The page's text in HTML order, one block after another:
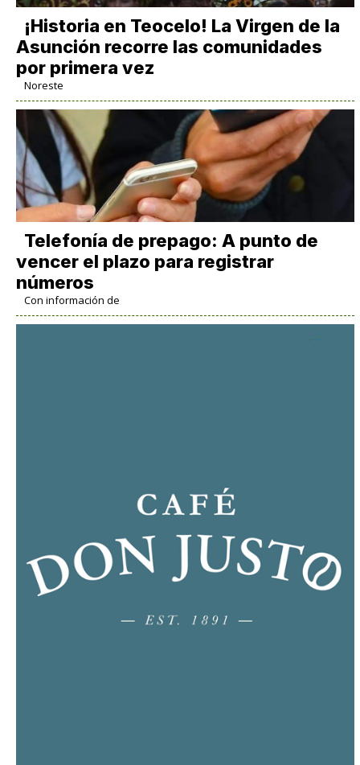
​¡Historia en Teocelo! La Virgen de la
Asunción recorre las comunidades
por primera vez
Noreste
Telefonía de prepago: A punto de
vencer el plazo para registrar
números
Con información de